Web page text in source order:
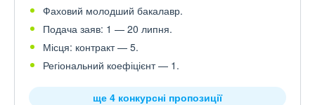
Фаховий молодший бакалавр.
Подача заяв: 1 — 20 липня.
Місця: контракт — 5.
Регіональний коефіцієнт — 1.
ще 4 конкурсні пропозиції